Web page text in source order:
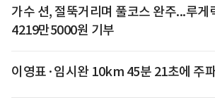
가수 션, 절뚝거리며 풀코스 완주...루게
4219만5000원 기부
이영표·임시완 10km 45분 21초에 주